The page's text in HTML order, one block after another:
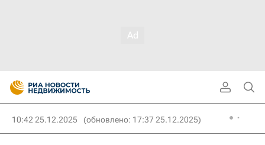
10:42 25.12.2025 (обновлено: 17:37 25.12.2025)